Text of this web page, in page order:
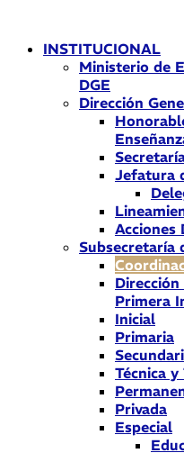
contenidoINSTITUCIONAL
Ministerio de
DGE
Dirección
Jefatura
Acciones
Subsecretaría
Primera
Inicial
Primaria
Técnica
Privada
Especial